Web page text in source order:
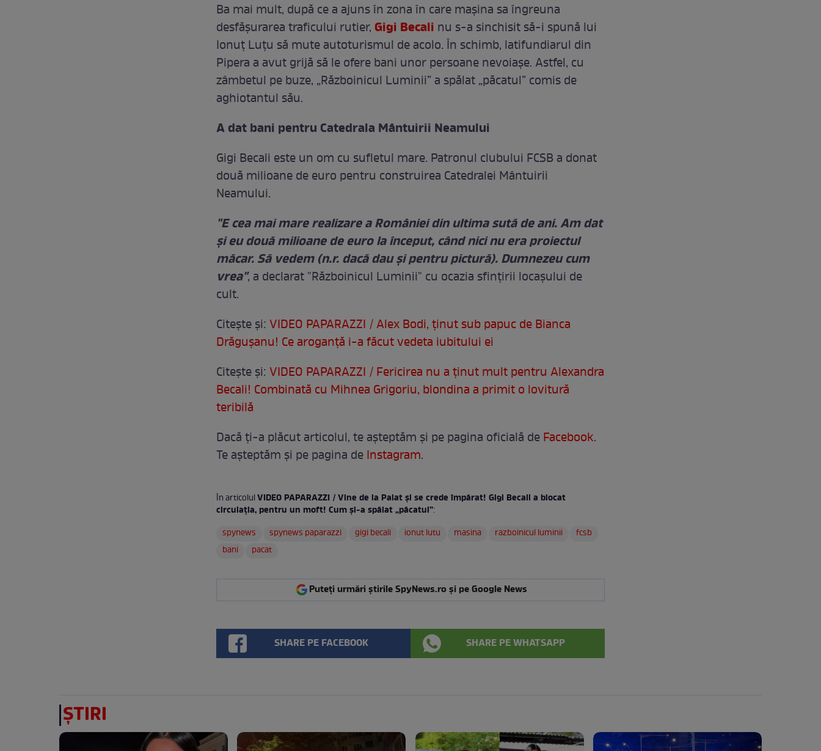
Ba mai mult, după ce a ajuns în zona în care maşina sa îngreuna
desfăşurarea traficului rutier, Gigi Becali nu s-a sinchisit să-i spună lui
Ionuţ Luţu să mute autoturismul de acolo. În schimb, latifundiarul din
Pipera a avut grijă să le ofere bani unor persoane nevoiaşe. Astfel, cu
zâmbetul pe buze, „Războinicul Luminii” a spălat „păcatul” comis de
aghiotantul său.
A dat bani pentru Catedrala Mântuirii Neamului
Gigi Becali este un om cu sufletul mare. Patronul clubului FCSB a donat
două milioane de euro pentru construirea Catedralei Mântuirii
Neamului.
"E cea mai mare realizare a României din ultima sută de ani. Am dat
și eu două milioane de euro la început, când nici nu era proiectul
măcar. Să vedem (n.r. dacă dau și pentru pictură). Dumnezeu cum
vrea", a declarat "Războinicul Luminii" cu ocazia sfinţirii locaşului de
cult.
Citeşte şi: VIDEO PAPARAZZI / Alex Bodi, ţinut sub papuc de Bianca
Drăguşanu! Ce aroganţă i-a făcut vedeta iubitului ei
Citeşte şi: VIDEO PAPARAZZI / Fericirea nu a ţinut mult pentru Alexandra
Becali! Combinată cu Mihnea Grigoriu, blondina a primit o lovitură
teribilă
Dacă ți-a plăcut articolul, te așteptăm și pe pagina oficială deFacebook.
Te aşteptăm şi pe pagina deInstagram.
În articolulVIDEO PAPARAZZI / Vine de la Palat şi se crede împărat! Gigi Becali a blocat
circulaţia, pentru un moft! Cum şi-a spălat „păcatul”:
spynews
spynews paparazzi gigi becali ionut lutu masina razboinicul luminii
fcsb
bani
pacat
Puteți urmări știrile SpyNews.ro și pe Google News
SHARE PE FACEBOOK SHARE PE WHATSAPP
ȘTIRI